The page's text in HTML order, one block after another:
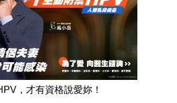
，才有資格說愛妳！